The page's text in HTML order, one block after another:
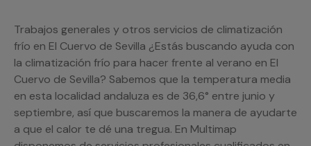
Trabajos generales y otros servicios de climatización
frío en El Cuervo de Sevilla ¿Estás buscando ayuda con
la climatización frío para hacer frente al verano en El
Cuervo de Sevilla? Sabemos que la temperatura media
en esta localidad andaluza es de 36,6° entre junio y
septiembre, así que buscaremos la manera de ayudarte
a que el calor te dé una tregua. En Multimap